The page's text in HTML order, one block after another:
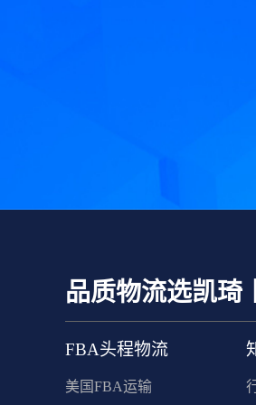
品质物流选凯琦
FBA头程物流
美国FBA运输